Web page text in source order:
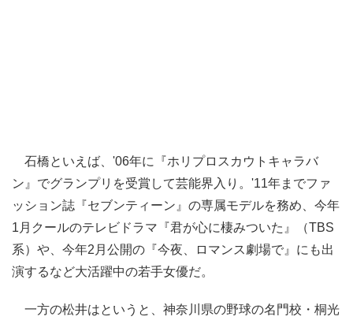
石橋といえば、'06年に『ホリプロスカウトキャラバ
ン』でグランプリを受賞して芸能界入り。'11年までファ
ッション誌『セブンティーン』の専属モデルを務め、今年
1月クールのテレビドラマ『君が心に棲みついた』（TBS
系）や、今年2月公開の『今夜、ロマンス劇場で』にも出
演するなど大活躍中の若手女優だ。
一方の松井はというと、神奈川県の野球の名門校・桐光